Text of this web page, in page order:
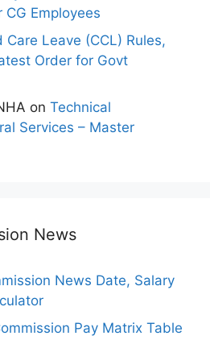
Employees
Care Leave (CCL) Rules,
Order for Govt
on Technical
Services – Master
News
News Date, Salary
Pay Matrix Table